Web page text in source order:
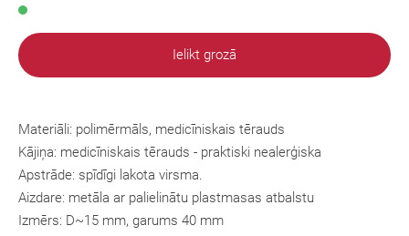
Ielikt grozā
Materiāli: polimērmāls, medicīniskais tērauds
Kājiņa: medicīniskais tērauds - praktiski nealerģiska
Apstrāde: spīdīgi lakota virsma.
Aizdare: metāla ar palielinātu plastmasas atbalstu
Izmērs: D~15 mm, garums 40 mm